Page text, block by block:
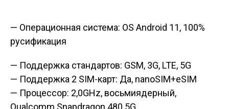
— Операционная система: OS Android 11, 100%
русификация
— Поддержка стандартов: GSM, 3G, LTE, 5G
— Поддержка 2 SIM-карт: Да, nanoSIM+eSIM
— Процессор: 2,0GHz, восьмиядерный,
Qualcomm Snapdragon 480 5G